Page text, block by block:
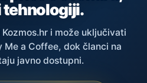
tehnologiji.
i može uključivati
Me a Coffee, dok članci na
javno dostupni.